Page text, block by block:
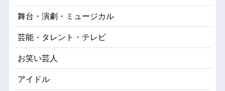
舞台・演劇・ミュージカル
芸能・タレント・テレビ
お笑い芸人
アイドル